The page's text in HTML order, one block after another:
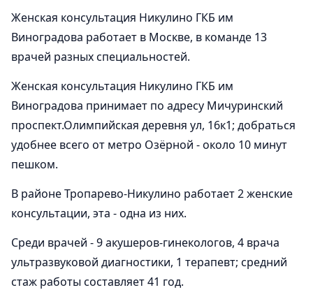
Женская консультация Никулино ГКБ им
Виноградова работает в Москве, в команде 13
врачей разных специальностей.
Женская консультация Никулино ГКБ им
Виноградова принимает по адресу Мичуринский
проспект.Олимпийская деревня ул, 16к1; добраться
удобнее всего от метро Озёрной - около 10 минут
пешком.
В районе Тропарево-Никулино работает 2 женские
консультации, эта - одна из них.
Среди врачей - 9 акушеров-гинекологов, 4 врача
ультразвуковой диагностики, 1 терапевт; средний
стаж работы составляет 41 год.